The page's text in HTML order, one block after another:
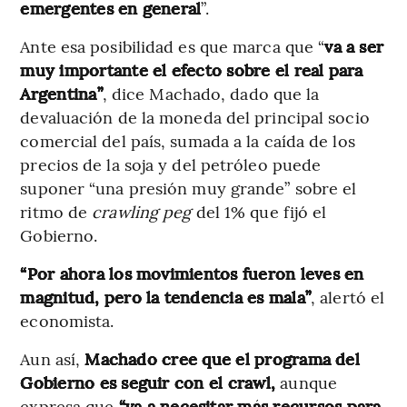
emergentes en general”.
Ante esa posibilidad es que marca que “va a ser
muy importante el efecto sobre el real para
Argentina”, dice Machado, dado que la
devaluación de la moneda del principal socio
comercial del país, sumada a la caída de los
precios de la soja y del petróleo puede
suponer “una presión muy grande” sobre el
ritmo de crawling pegdel 1% que fijó el
Gobierno.
“Por ahora los movimientos fueron leves en
magnitud, pero la tendencia es mala”, alertó el
economista.
Aun así,Machado cree que el programa del
Gobierno es seguir con el crawl,aunque